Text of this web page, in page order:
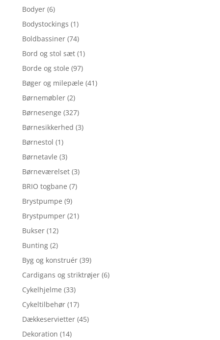
Bodyer (6)
Bodystockings (1)
Boldbassiner (74)
Bord og stol sæt (1)
Borde og stole (97)
Bøger og milepæle (41)
Børnemøbler (2)
Børnesenge (327)
Børnesikkerhed (3)
Børnestol (1)
Børnetavle (3)
Børneværelset (3)
BRIO togbane (7)
Brystpumpe (9)
Brystpumper (21)
Bukser (12)
Bunting (2)
Byg og konstruér (39)
Cardigans og striktrøjer (6)
Cykelhjelme (33)
Cykeltilbehør (17)
Dækkeservietter (45)
Dekoration (14)